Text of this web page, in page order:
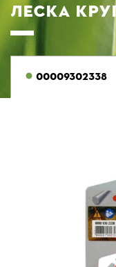
ЛЕСКА
00009302338